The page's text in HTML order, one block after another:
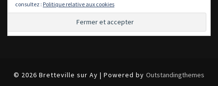
consultez : Politique relative aux cookies
© 2026 Bretteville sur Ay | Powered by Outstandingthemes